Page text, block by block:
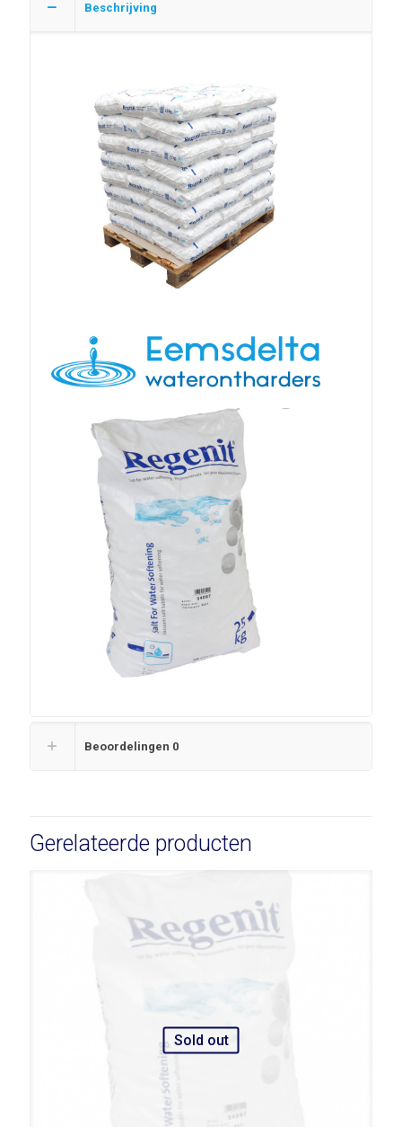
Beschrijving
Beoordelingen 0
Gerelateerde producten
Sold out